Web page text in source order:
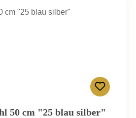
50 cm "25 blau silber"